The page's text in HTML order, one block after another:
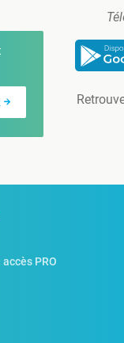
PRO